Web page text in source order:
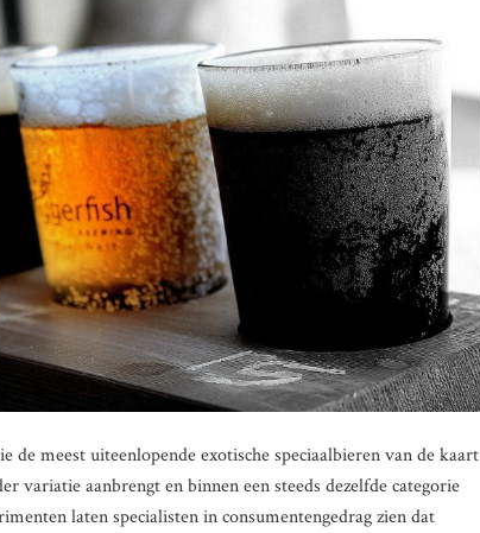
de meest uiteenlopende exotische speciaalbieren van de kaart
variatie aanbrengt en binnen een steeds dezelfde categorie
laten specialisten in consumentengedrag zien dat